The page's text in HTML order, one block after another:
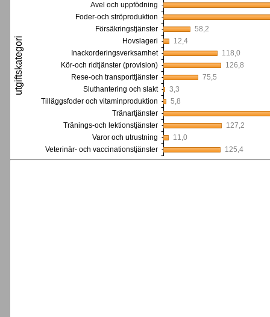
utgiftskategori
Avel och uppfödning
Foder-och ströproduktion
Försäkringstjänster
Hovslageri
Inackorderingsverksamhet
Kör-och ridtjänster (provision)
Rese-och transporttjänster
Sluthantering och slakt
Tilläggsfoder och vitaminproduktion
Tränartjänster
Tränings-och lektionstjänster
Varor och utrustning
Veterinär- och vaccinationstjänster
58,2
12,4
118,0
126,8
75,5
3,3
5,8
127,2
11,0
125,4